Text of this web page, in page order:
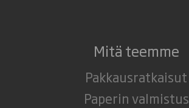
Mitä teemme
Pakkausratkaisut
Paperin valmistus